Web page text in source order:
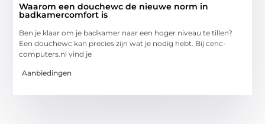
Waarom een douchewc de nieuwe norm in
badkamercomfort is
Ben je klaar om je badkamer naar een hoger niveau te tillen?
Een douchewc kan precies zijn wat je nodig hebt. Bij cenc-
computers.nl vind je
Aanbiedingen